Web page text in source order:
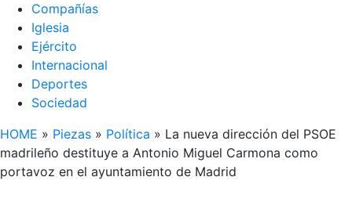
Compañías
Iglesia
Ejército
Internacional
Deportes
Sociedad
HOME » Piezas » Política » La nueva dirección del PSOE
madrileño destituye a Antonio Miguel Carmona como
portavoz en el ayuntamiento de Madrid